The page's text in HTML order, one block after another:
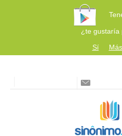
¿te gustaría
Sí